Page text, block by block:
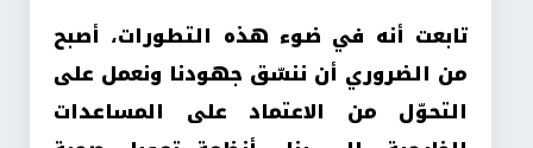
تابعت أنه في ضوء هذه التطورات، أصبح
من الضروري أن ننسّق جهودنا ونعمل على
التحوّل من الاعتماد على المساعدات